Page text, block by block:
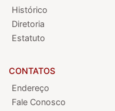
Histórico
Diretoria
Estatuto
CONTATOS
Endereço
Fale Conosco